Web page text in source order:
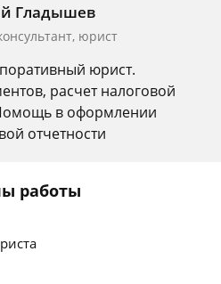
Гладышев
юрист
юрист.
расчет налоговой
в оформлении
отчетности
работы